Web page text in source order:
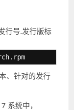
行号.发行版标
、针对的发行
系统中，